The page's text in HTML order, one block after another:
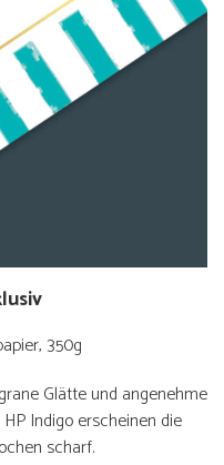
350g
Glätte und angenehme
Indigo erscheinen die
scharf.